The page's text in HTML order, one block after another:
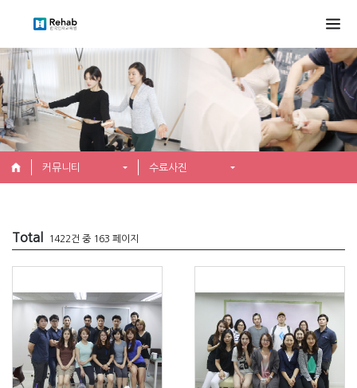
커뮤니티 수료사진
Total 1422건 중 163 페이지